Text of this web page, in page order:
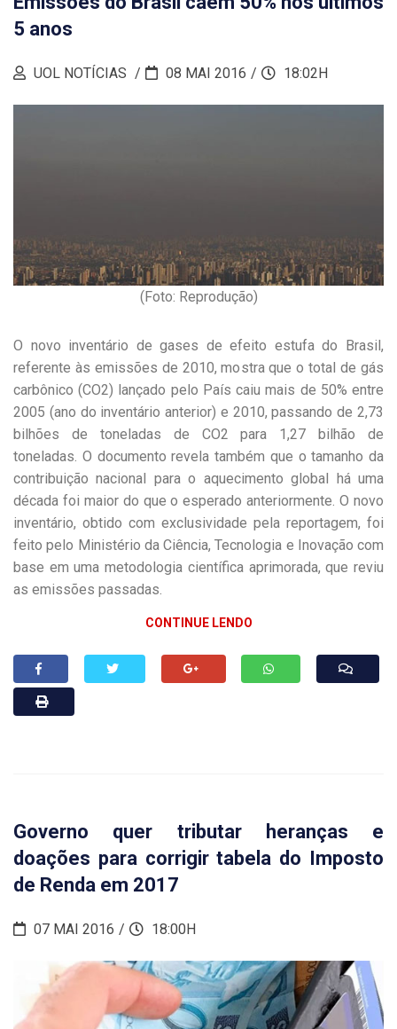
5 anos
UOL NOTÍCIAS 08 MAI 2016 18:02H
(Foto: Reprodução)
O novo inventário de gases de efeito estufa do Brasil,
referente às emissões de 2010, mostra que o total de gás
carbônico (CO2) lançado pelo País caiu mais de 50% entre
2005 (ano do inventário anterior) e 2010, passando de 2,73
bilhões de toneladas de CO2 para 1,27 bilhão de
toneladas. O documento revela também que o tamanho da
contribuição nacional para o aquecimento global há uma
década foi maior do que o esperado anteriormente. O novo
inventário, obtido com exclusividade pela reportagem, foi
feito pelo Ministério da Ciência, Tecnologia e Inovação com
base em uma metodologia científica aprimorada, que reviu
as emissões passadas.
CONTINUE LENDO
Governo quer tributar heranças e
doações para corrigir tabela do Imposto
de Renda em 2017
07 MAI 2016 18:00H